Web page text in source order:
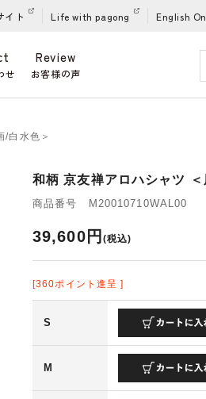
イト Life with pagong English
せ
Review
お客様の声
/白水色＞
和柄 京友禅アロハシャツ ＜
商品番号 M20010710WAL00
39,600円 (税込)
[360ポイント進呈 ]
S
M